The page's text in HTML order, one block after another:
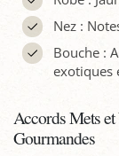
Nez :
Bouche :
exotiques
Accords Mets
Gourmandes